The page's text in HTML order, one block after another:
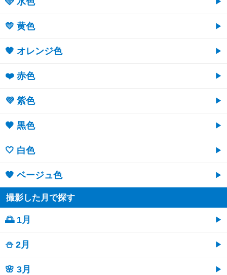
💛 黄色
🧡 オレンジ色
❤️ 赤色
💜 紫色
🖤 黒色
🤍 白色
🤎 ベージュ色
撮影した月で探す
🌅 1月
⛄ 2月
🌸 3月